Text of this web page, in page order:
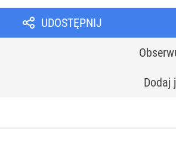
UDOSTĘPNIJ
Dodaj